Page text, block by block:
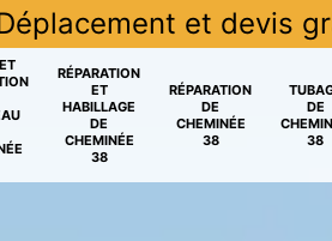
et devis
RÉPARATION
ET
HABILLAGE
DE
CHEMINÉE
38
RÉPARATION
DE
CHEMINÉE
38
DE
38